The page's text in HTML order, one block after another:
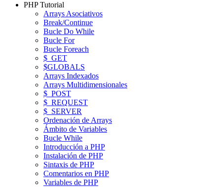
PHP Tutorial
Arrays Asociativos
Break/Continue
Bucle Do While
Bucle For
Bucle Foreach
$_GET
$GLOBALS
Arrays Indexados
Arrays Multidimensionales
$_POST
$_REQUEST
$_SERVER
Ordenación de Arrays
Ámbito de Variables
Bucle While
Introducción a PHP
Instalación de PHP
Sintaxis de PHP
Comentarios en PHP
Variables de PHP